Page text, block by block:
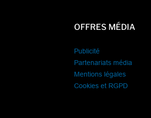
OFFRES MÉDIA
Publicité
Partenariats média
Mentions légales
Cookies et RGPD